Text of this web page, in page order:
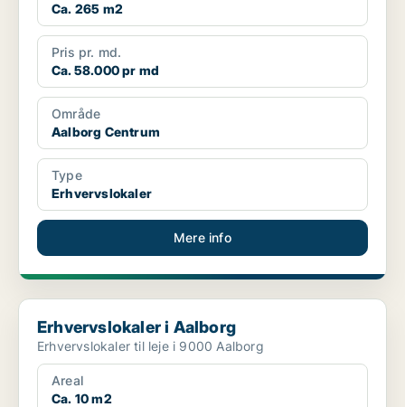
Ca. 265 m2
Pris pr. md.
Ca. 58.000 pr md
Område
Aalborg Centrum
Type
Erhvervslokaler
Mere info
Erhvervslokaler i Aalborg
Erhvervslokaler i Aalborg
Erhvervslokaler til leje i 9000 Aalborg
Areal
Ca. 10 m2